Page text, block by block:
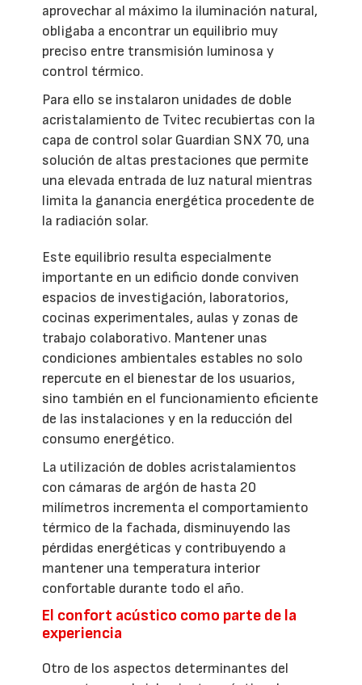
aprovechar al máximo la iluminación natural,
obligaba a encontrar un equilibrio muy
preciso entre transmisión luminosa y
control térmico.
Para ello se instalaron unidades de doble
acristalamiento de Tvitec recubiertas con la
capa de control solar Guardian SNX 70, una
solución de altas prestaciones que permite
una elevada entrada de luz natural mientras
limita la ganancia energética procedente de
la radiación solar.
Este equilibrio resulta especialmente
importante en un edificio donde conviven
espacios de investigación, laboratorios,
cocinas experimentales, aulas y zonas de
trabajo colaborativo. Mantener unas
condiciones ambientales estables no solo
repercute en el bienestar de los usuarios,
sino también en el funcionamiento eficiente
de las instalaciones y en la reducción del
consumo energético.
La utilización de dobles acristalamientos
con cámaras de argón de hasta 20
milímetros incrementa el comportamiento
térmico de la fachada, disminuyendo las
pérdidas energéticas y contribuyendo a
mantener una temperatura interior
confortable durante todo el año.
El confort acústico como parte de la
experiencia
Otro de los aspectos determinantes del